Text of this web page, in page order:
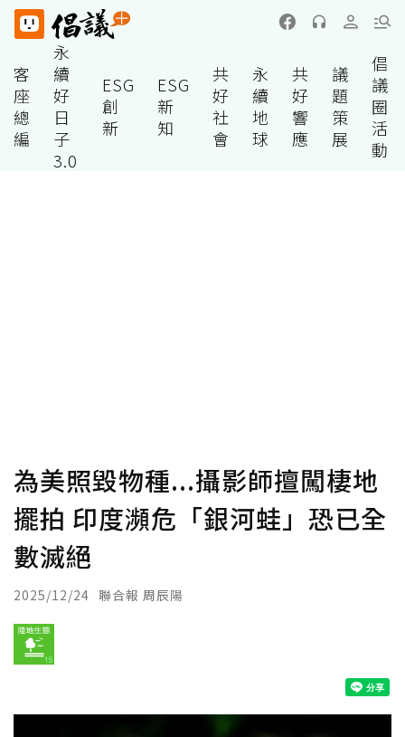
客
座
總
編
永
續
好
日
子
3.0
ESG
創
新
ESG
新
知
共
好
社
會
永
續
地
球
共
好
響
應
議
題
策
展
倡
議
圈
活
動
為美照毀物種...攝影師擅闖棲地
擺拍 印度瀕危「銀河蛙」恐已全
數滅絕
2025/12/24 聯合報 周辰陽